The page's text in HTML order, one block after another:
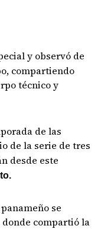
y observó de
compartiendo
técnico y
de las
de la serie de tres
desde este
se
compartió la